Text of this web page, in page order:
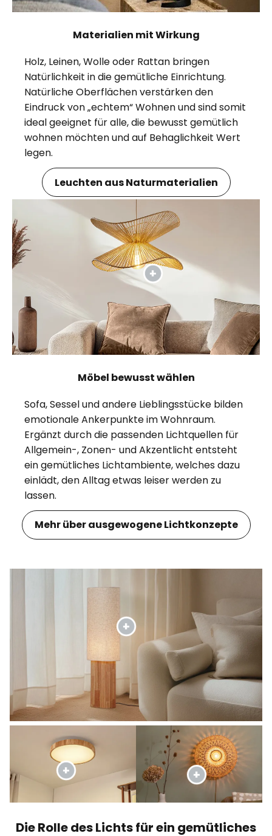
Materialien mit Wirkung
Holz, Leinen, Wolle oder Rattan bringen
Natürlichkeit in die gemütliche Einrichtung.
Natürliche Oberflächen verstärken den
Eindruck von „echtem“ Wohnen und sind somit
ideal geeignet für alle, die bewusst gemütlich
wohnen möchten und auf Behaglichkeit Wert
legen.
Leuchten aus Naturmaterialien
Möbel bewusst wählen
Sofa, Sessel und andere Lieblingsstücke bilden
emotionale Ankerpunkte im Wohnraum.
Ergänzt durch die passenden Lichtquellen für
Allgemein-, Zonen- und Akzentlicht entsteht
ein gemütliches Lichtambiente, welches dazu
einlädt, den Alltag etwas leiser werden zu
lassen.
Mehr über ausgewogene Lichtkonzepte
Die Rolle des Lichts für ein gemütliches